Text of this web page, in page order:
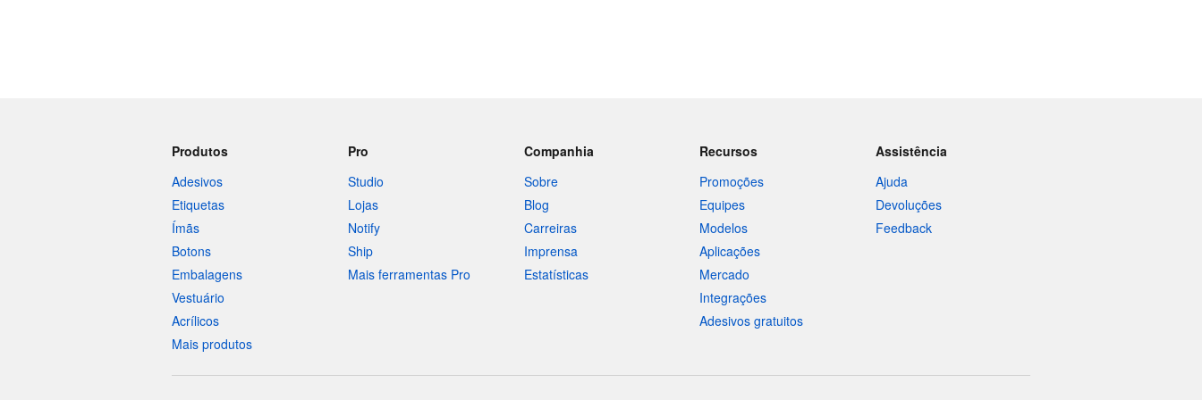
Produtos
Adesivos
Etiquetas
Ímãs
Botons
Embalagens
Vestuário
Acrílicos
Mais produtos
Pro
Studio
Lojas
Notify
Ship
Mais ferramentas Pro
Companhia
Sobre
Blog
Carreiras
Imprensa
Estatísticas
Recursos
Promoções
Equipes
Modelos
Aplicações
Mercado
Integrações
Adesivos gratuitos
Assistência
Ajuda
Devoluções
Feedback